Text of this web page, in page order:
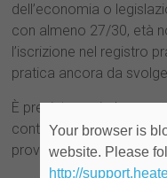
dell’economia o
con almeno 27/30, età
l’iscrizione nel registro
pratica ancora da
È previsto un rimborso
contributo aggiuntivo di
provincia di Roma.
Your browser is
website. Please
http://